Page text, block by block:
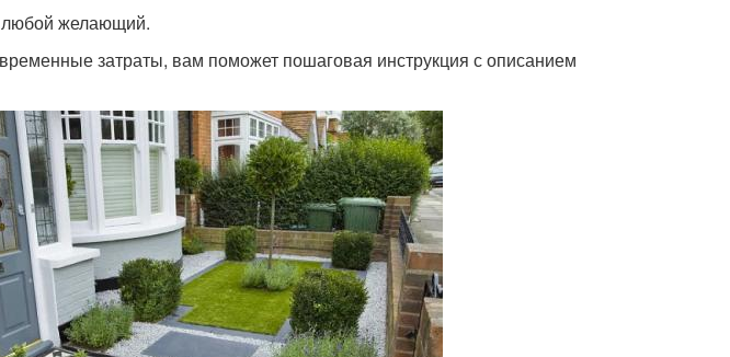
желающий.
затраты, вам поможет пошаговая инструкция с описанием